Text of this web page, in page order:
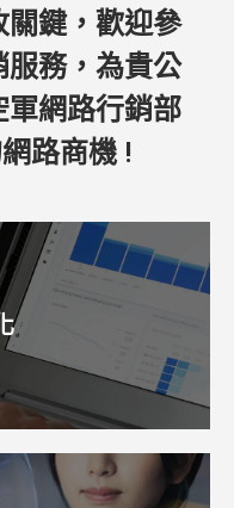
關鍵，歡迎參
服務，為貴公
軍網路行銷部
路商機 !